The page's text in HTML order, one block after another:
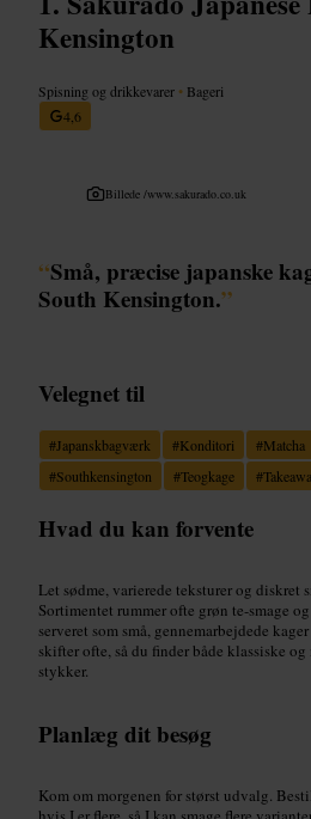
Kensington
Spisning og drikkevarer • Bageri
4,6
Billede /www.sakurado.co.uk
“Små, præcise japanske
South Kensington.”
Velegnet til
#Japanskbagværk #Konditori #Matcha
#Southkensington #Teogkage #
Hvad du kan forvente
Let sødme, varierede teksturer og diskret
Sortimentet rummer ofte grøn te-smage
serveret som små, gennemarbejdede
skifter ofte, så du finder både klassiske og
stykker.
Planlæg dit besøg
Kom om morgenen for størst udvalg.